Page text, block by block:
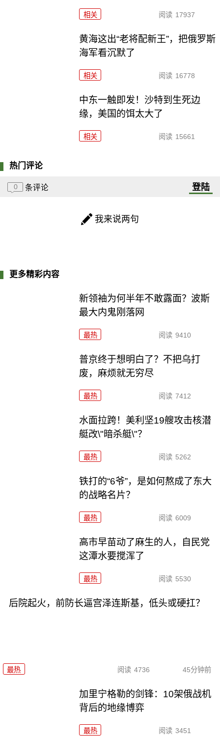
相关 阅读 17937
黄海这出“老将配新王”，把俄罗斯
海军看沉默了
相关 阅读 16778
中东一触即发！沙特到生死边
缘，美国的饵太大了
相关 阅读 15661
热门评论
0 条评论 登陆
我来说两句
更多精彩内容
新领袖为何半年不敢露面？波斯
最大内鬼刚落网
最热 阅读 9410
普京终于想明白了？不把乌打
废，麻烦就无穷尽
最热 阅读 7412
水面拉跨！美利坚19艘攻击核潜
艇改\"暗杀艇\"？
最热 阅读 5262
铁打的“6爷”，是如何熬成了东大
的战略名片？
最热 阅读 6009
高市早苗动了麻生的人，自民党
这潭水要搅浑了
最热 阅读 5530
后院起火，前防长逼宫泽连斯基，低头或硬扛？
最热 阅读 4736 45分钟前
加里宁格勒的剑锋：10架俄战机
背后的地缘博弈
最热 阅读 3451